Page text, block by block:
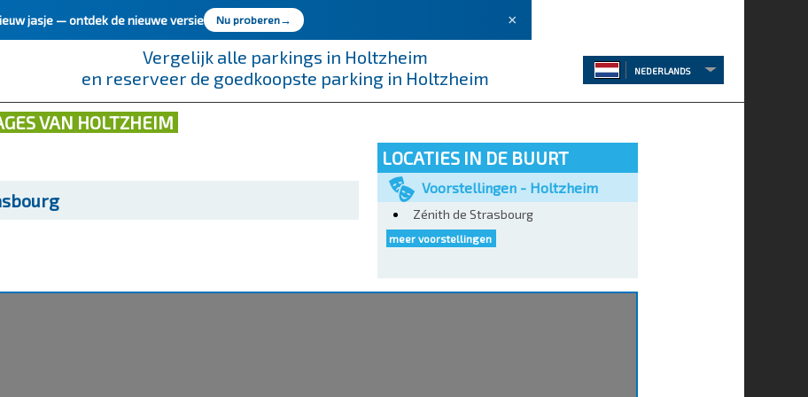
jasje —ontdek de nieuwe versie Nu proberen→ ×
Vergelijk alle parkings in Holtzheim
en reserveer de goedkoopste parking in Holtzheim
NEDERLANDS
VAN HOLTZHEIM
LOCATIES IN DE BUURT
Voorstellingen - Holtzheim
Zénith de Strasbourg
meer voorstellingen